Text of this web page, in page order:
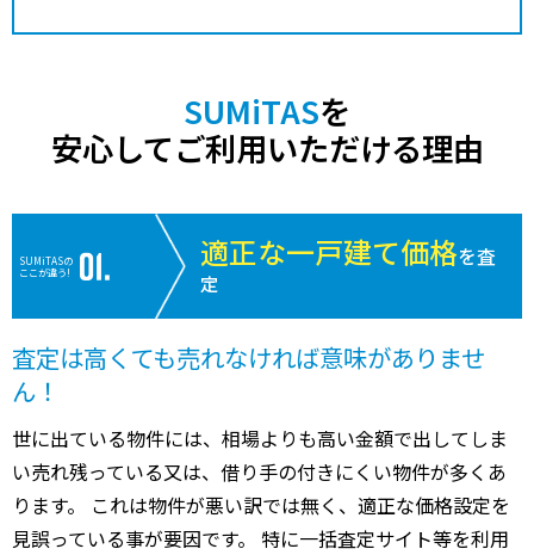
SUMiTASを
安心してご利用いただける理由
SUMiTASの
ここが違う!
適正な一戸建て価格を査
定
査定は高くても売れなければ意味がありませ
ん！
世に出ている物件には、相場よりも高い金額で出してしま
い売れ残っている又は、借り手の付きにくい物件が多くあ
ります。 これは物件が悪い訳では無く、適正な価格設定を
見誤っている事が要因です。 特に一括査定サイト等を利用